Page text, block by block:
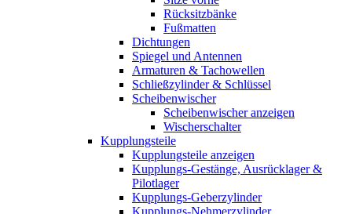
Rücksitzbänke
Fußmatten
Dichtungen
Spiegel und Antennen
Armaturen & Tachowellen
Schließzylinder & Schlüssel
Scheibenwischer
Scheibenwischer anzeigen
Wischerschalter
Kupplungsteile
Kupplungsteile anzeigen
Kupplungs-Gestänge, Ausrücklager &
Pilotlager
Kupplungs-Geberzylinder
Kupplungs-Nehmerzylinder